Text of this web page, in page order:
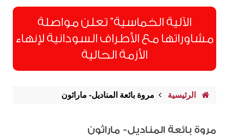
الآلية الخماسية” تعلن مواصلة
مشاوراتها مع الأطراف السودانية لإنهاء
الأزمة الحالية
الرئيسية مروة بائعة المناديل- ماراثون
مروة بائعة المناديل- ماراثون